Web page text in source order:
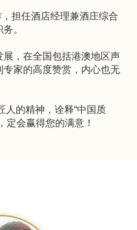
担任酒店经理兼酒庄综合
。
，在全国包括港澳地区声
家的高度赞赏，内心也无
人的精神，诠释“中国质
定会赢得您的满意！